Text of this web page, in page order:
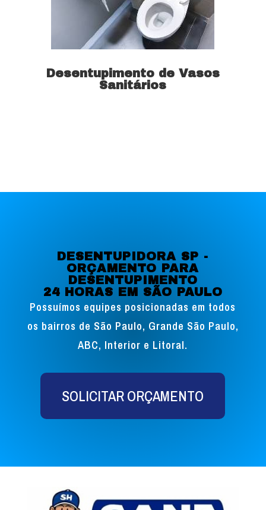
Desentupimento de Vasos
Sanitários
DESENTUPIDORA SP -
ORÇAMENTO PARA
DESENTUPIMENTO
24 HORAS EM SÃO PAULO
Possuímos equipes posicionadas em todos
os bairros de São Paulo, Grande São Paulo,
ABC, Interior e Litoral.
SOLICITAR ORÇAMENTO